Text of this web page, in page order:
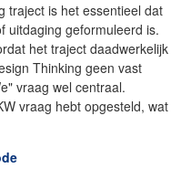
traject is het essentieel dat
uitdaging geformuleerd is.
het traject daadwerkelijk
Thinking geen vast
vraag wel centraal.
vraag hebt opgesteld, wat